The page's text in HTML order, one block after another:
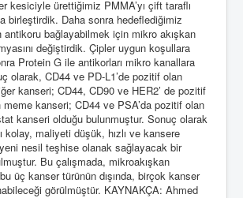
kesiciyle ürettiğimiz PMMA’yı çift taraflı
birleştirdik. Daha sonra hedeflediğimiz
antikoru bağlayabilmek için mikro akışkan
değiştirdik. Çipler uygun koşullara
Protein G ile antikorları mikro kanallara
olarak, CD44 ve PD-L1’de pozitif olan
kanseri; CD44, CD90 ve HER2’ de pozitif
meme kanseri; CD44 ve PSA’da pozitif olan
kanseri olduğu bulunmuştur. Sonuç olarak
kolay, maliyeti düşük, hızlı ve kansere
nesil teşhise olanak sağlayacak bir
Bu çalışmada, mikroakışkan
üç kanser türünün dışında, birçok kanser
görülmüştür. KAYNAKÇA: Ahmed